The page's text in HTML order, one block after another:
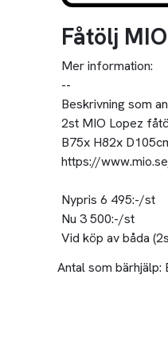
Fåtölj
Mer information:
--
Beskrivning som
2st MIO Lopez
B75x H82x
https://
Nypris 6 495:-/st
Nu 3 500:-/st
Vid köp av båda
Antal som bärhjälp: